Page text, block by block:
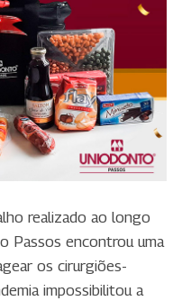
realizado ao longo
Passos encontrou uma
os cirurgiões-
impossibilitou a